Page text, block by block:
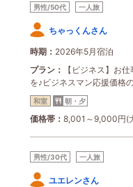
男性/50代 一人旅
ちゃっくんさん
時期
2026年5月宿泊
プラン
【ビジネス】お
を♪ビジネスマン応援価格
和室 朝・夕
価格帯 8,001～9,000円(
男性/30代 一人旅
ユエレンさん